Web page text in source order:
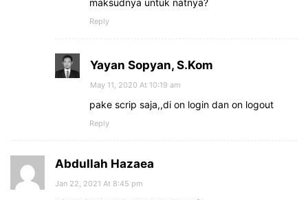
maksudnya untuk natnya?
Reply
Yayan Sopyan, S.Kom
May 11, 2020 At 10:19 am
pake scrip saja,,di on login dan on logout
Reply
Abdullah Hazaea
Jan 22, 2021 At 8:45 pm